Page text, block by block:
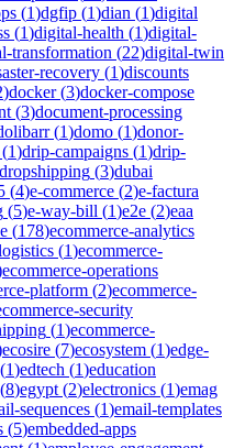
(1)dgfip (1)dian (1)digital
(1)digital-health (1)digital-
transformation (22)digital-twin
recovery (1)discounts
)docker(3)docker-compose
(3)document-processing
(1)domo (1)donor-
(1)drip-campaigns (1)drip-
dropshipping (3)dubai
(4)e-commerce (2)e-factura
(5)e-way-bill (1)e2e (2)eaa
(178)ecommerce-analytics
(1)ecommerce-
ecommerce-operations
platform (2)ecommerce-
security
(1)ecommerce-
ecosire (7)ecosystem (1)edge-
1)edtech (1)education
(8)egypt (2)electronics (1)emag
sequences (1)email-templates
(5)embedded-apps